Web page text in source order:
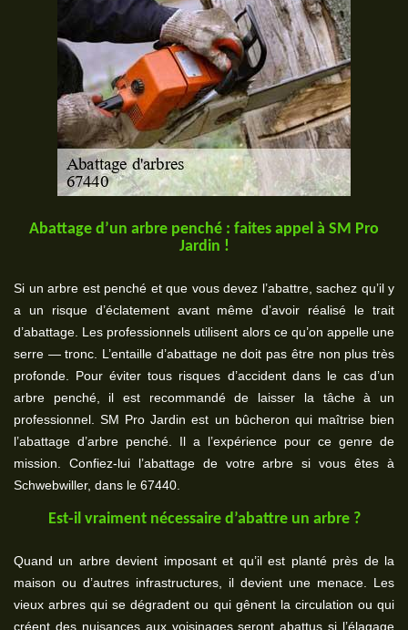
Abattage d’un arbre penché : faites appel à SM Pro
Jardin !
Si un arbre est penché et que vous devez l’abattre, sachez qu’il y
a un risque d’éclatement avant même d’avoir réalisé le trait
d’abattage. Les professionnels utilisent alors ce qu’on appelle une
serre — tronc. L’entaille d’abattage ne doit pas être non plus très
profonde. Pour éviter tous risques d’accident dans le cas d’un
arbre penché, il est recommandé de laisser la tâche à un
professionnel. SM Pro Jardin est un bûcheron qui maîtrise bien
l’abattage d’arbre penché. Il a l’expérience pour ce genre de
mission. Confiez-lui l’abattage de votre arbre si vous êtes à
Schwebwiller, dans le 67440.
Est-il vraiment nécessaire d’abattre un arbre ?
Quand un arbre devient imposant et qu’il est planté près de la
maison ou d’autres infrastructures, il devient une menace. Les
vieux arbres qui se dégradent ou qui gênent la circulation ou qui
créent des nuisances aux voisinages seront abattus si l’élagage